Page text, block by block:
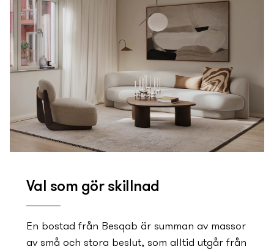
Val som gör skillnad
En bostad från Besqab är summan av massor
av små och stora beslut, som alltid utgår från